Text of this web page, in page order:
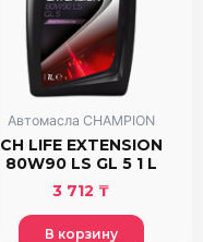
Автомасла CHAMPION
CH LIFE EXTENSION
80W90 LS GL 5 1 L
3 712 ₸
В корзину